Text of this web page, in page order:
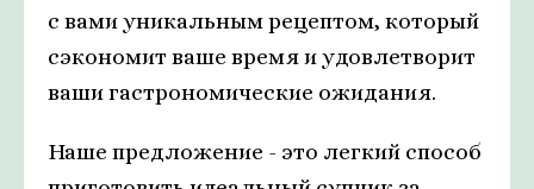
с вами уникальным рецептом, который
сэкономит ваше время и удовлетворит
ваши гастрономические ожидания.
Наше предложение - это легкий способ